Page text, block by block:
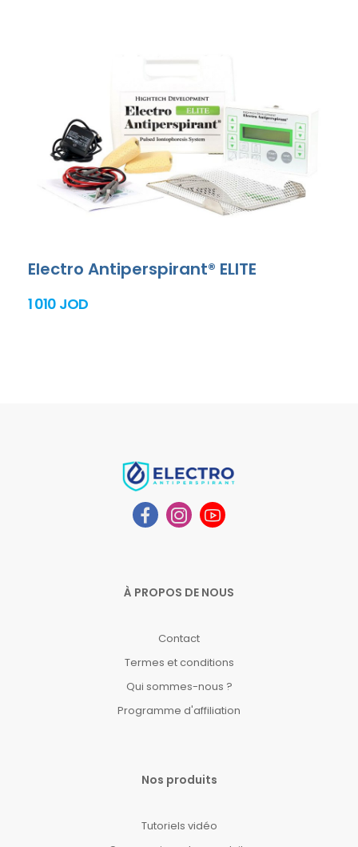
Electro Antiperspirant® ELITE
1 010 JOD
À PROPOS DE NOUS
Contact
Termes et conditions
Qui sommes-nous ?
Programme d'affiliation
Nos produits
Tutoriels vidéo